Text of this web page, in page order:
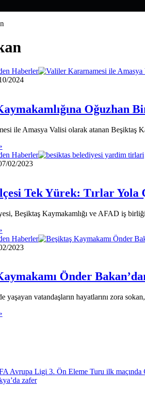
Haberler
2024
Oğuzhan
ile Amasya Valisi olarak atanan Beşiktaş
Haberler
02/2023
Tek Yürek: Tırlar Yola
Beşiktaş Kaymakamlığı ve AFAD iş
Haberler
2023
Önder
yaşayan vatandaşların hayatlarını zora
zafer